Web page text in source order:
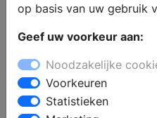
op basis van uw gebruik
Geef uw voorkeur aan:
Noodzakelijke
Voorkeuren
Statistieken